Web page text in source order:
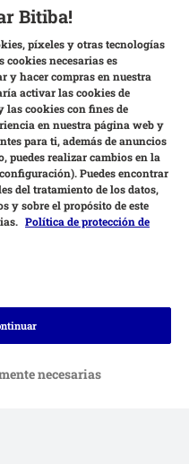
Bitiba!
píxeles y otras tecnologías
cookies necesarias es
y hacer compras en nuestra
activar las cookies de
cookies con fines de
en nuestra página web y
para ti, además de anuncios
puedes realizar cambios en la
Puedes encontrar
del tratamiento de los datos,
y sobre el propósito de este
Política de protección de
necesarias